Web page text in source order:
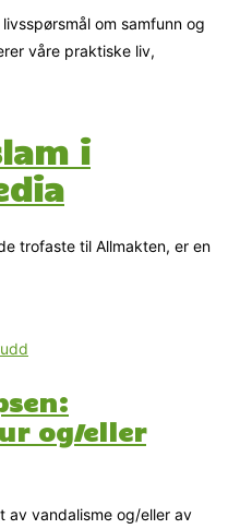
om samfunn og
våre praktiske liv,
i
trofaste til Allmakten, er en
og/eller
av vandalisme og/eller av